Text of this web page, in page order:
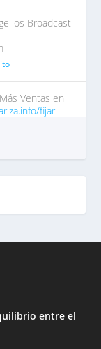
los Broadcast
Ventas en
fijar-
entre el